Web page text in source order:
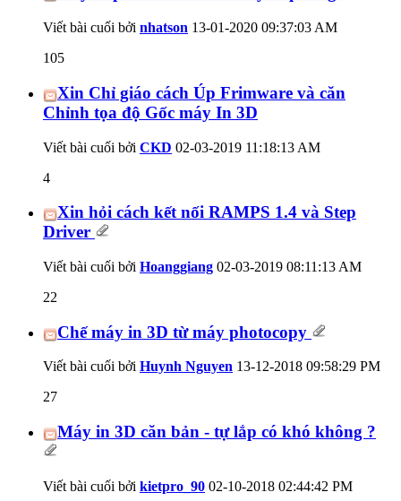
Viết bài cuối bởi nhatson 13-01-2020 09:37:03 AM
105
Xin Chỉ giáo cách Úp Frimware và căn
Chỉnh tọa độ Gốc máy In 3D
Viết bài cuối bởi CKD 02-03-2019 11:18:13 AM
4
Xin hỏi cách kết nối RAMPS 1.4 và Step
Driver
Viết bài cuối bởi Hoanggiang 02-03-2019 08:11:13 AM
22
Chế máy in 3D từ máy photocopy
Viết bài cuối bởi Huynh Nguyen 13-12-2018 09:58:29 PM
27
Máy in 3D căn bản - tự lắp có khó không ?
Viết bài cuối bởi kietpro_90 02-10-2018 02:44:42 PM